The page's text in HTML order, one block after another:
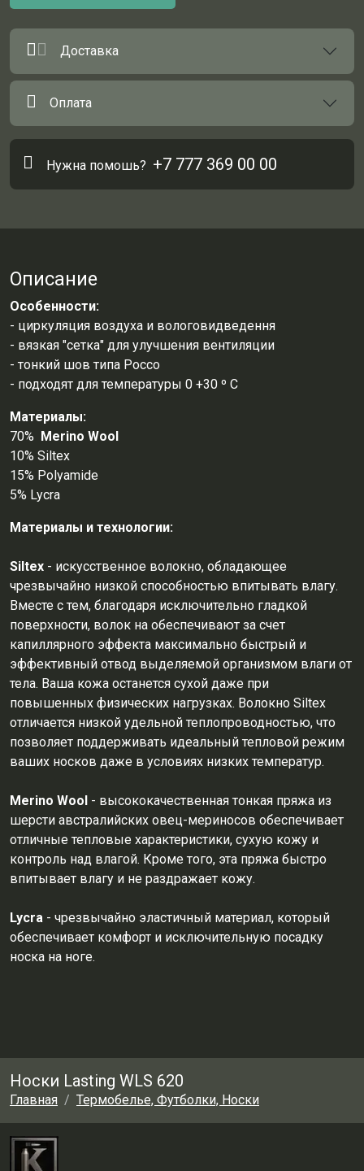
Доставка
Оплата
Нужна помошь? +7 777 369 00 00
Описание
Особенности:
- циркуляция воздуха и вологовидведення
- вязкая "сетка" для улучшения вентиляции
- тонкий шов типа Россо
- подходят для температуры 0 +30 º С
Материалы:
70%
Merino Wool
10% Siltex
15% Polyamide
5% Lycra
Материалы и технологии:
Siltex - искусственное волокно, обладающее
чрезвычайно низкой способностью впитывать влагу.
Вместе с тем, благодаря исключительно гладкой
поверхности, волок на обеспечивают за счет
капиллярного эффекта максимально быстрый и
эффективный отвод выделяемой организмом влаги от
тела. Ваша кожа останется сухой даже при
повышенных физических нагрузках. Волокно Siltex
отличается низкой удельной теплопроводностью, что
позволяет поддерживать идеальный тепловой режим
ваших носков даже в условиях низких температур.
Merino Wool - высококачественная тонкая пряжа из
шерсти австралийских овец-мериносов обеспечивает
отличные тепловые характеристики, сухую кожу и
контроль над влагой. Кроме того, эта пряжа быстро
впитывает влагу и не раздражает кожу.
Lycra - чрезвычайно эластичный материал, который
обеспечивает комфорт и исключительную посадку
носка на ноге.
Носки Lasting WLS 620
Главная Термобелье, Футболки, Носки